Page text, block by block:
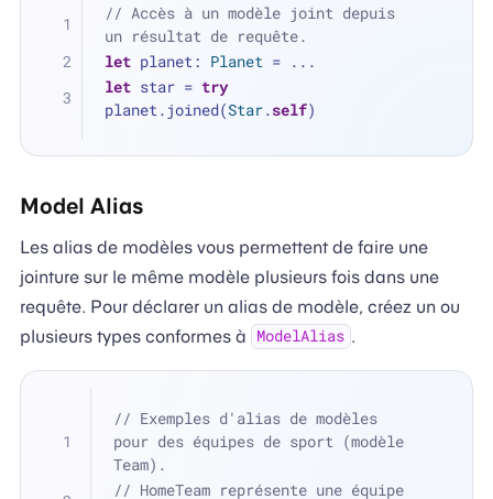
// Accès à un modèle joint depuis
un résultat de requête.
let planet: Planet = ...
let star = try
planet.joined(Star.self)
Model Alias
Les alias de modèles vous permettent de faire une
jointure sur le même modèle plusieurs fois dans une
requête. Pour déclarer un alias de modèle, créez un ou
plusieurs types conformes à
ModelAlias .
// Exemples d'alias de modèles
pour des équipes de sport (modèle
Team).
// HomeTeam représente une équipe